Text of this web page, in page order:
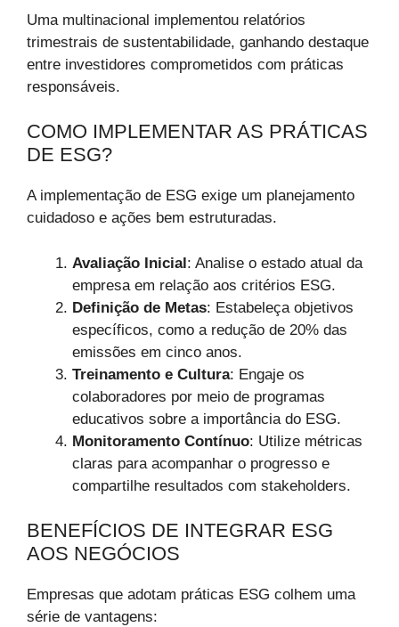
Uma multinacional implementou relatórios
trimestrais de sustentabilidade, ganhando destaque
entre investidores comprometidos com práticas
responsáveis.
COMO IMPLEMENTAR AS PRÁTICAS
DE ESG?
A implementação de ESG exige um planejamento
cuidadoso e ações bem estruturadas.
Avaliação Inicial: Analise o estado atual da
empresa em relação aos critérios ESG.
Definição de Metas: Estabeleça objetivos
específicos, como a redução de 20% das
emissões em cinco anos.
Treinamento e Cultura: Engaje os
colaboradores por meio de programas
educativos sobre a importância do ESG.
Monitoramento Contínuo: Utilize métricas
claras para acompanhar o progresso e
compartilhe resultados com stakeholders.
BENEFÍCIOS DE INTEGRAR ESG
AOS NEGÓCIOS
Empresas que adotam práticas ESG colhem uma
série de vantagens: